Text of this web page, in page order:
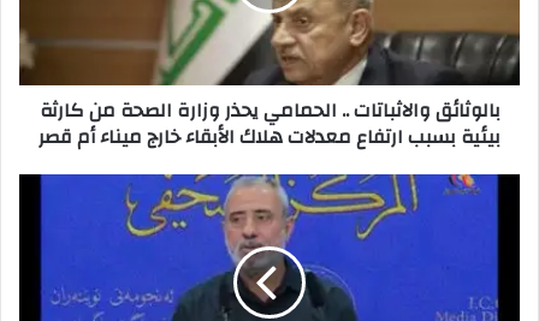
الصحة
من
كارثة
بيئية
بسبب
معدلات
بالوثائق والاثباتات .. الحمامي يحذر وزارة الصحة من كارثة
بيئية بسبب ارتفاع معدلات هلاك الأبقاء خارج ميناء أم قصر
تطهير